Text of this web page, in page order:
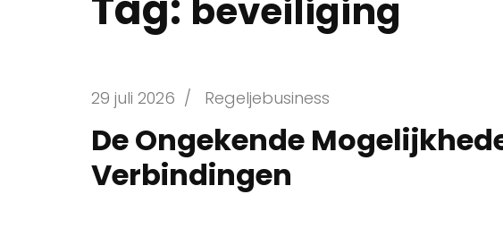
beveiliging
29 juli 2026 / Regeljebusiness
De Ongekende
Verbindingen